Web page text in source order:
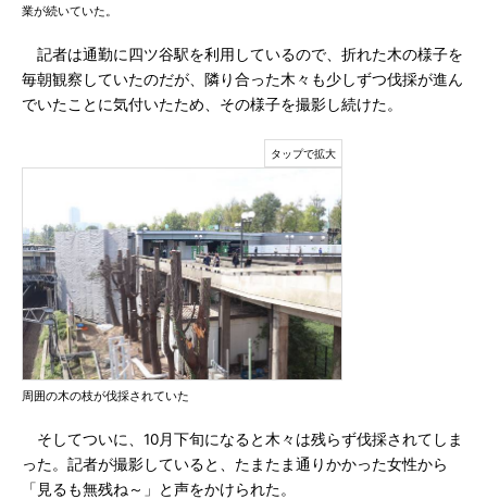
業が続いていた。
記者は通勤に四ツ谷駅を利用しているので、折れた木の様子を
毎朝観察していたのだが、隣り合った木々も少しずつ伐採が進ん
でいたことに気付いたため、その様子を撮影し続けた。
周囲の木の枝が伐採されていた
そしてついに、10月下旬になると木々は残らず伐採されてしま
った。記者が撮影していると、たまたま通りかかった女性から
「見るも無残ね～」と声をかけられた。